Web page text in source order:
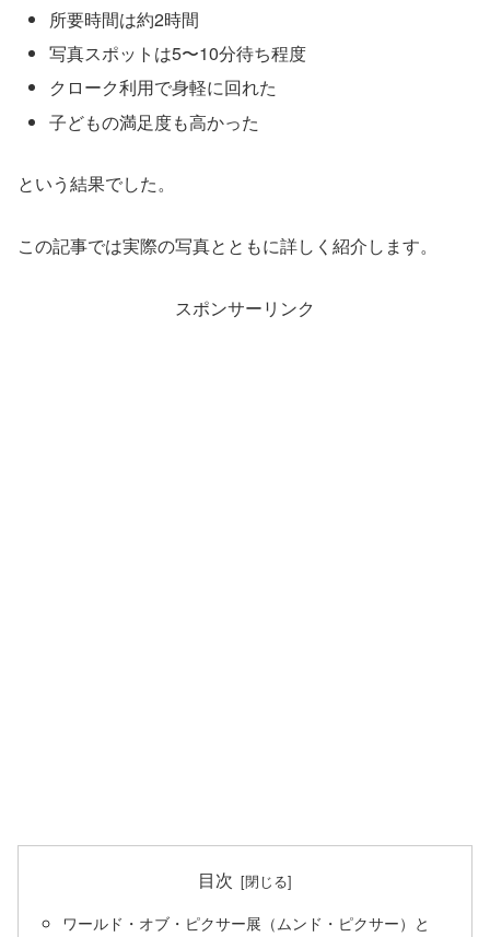
所要時間は約2時間
写真スポットは5〜10分待ち程度
クローク利用で身軽に回れた
子どもの満足度も高かった
という結果でした。
この記事では実際の写真とともに詳しく紹介します。
スポンサーリンク
目次
ワールド・オブ・ピクサー展（ムンド・ピクサー）と